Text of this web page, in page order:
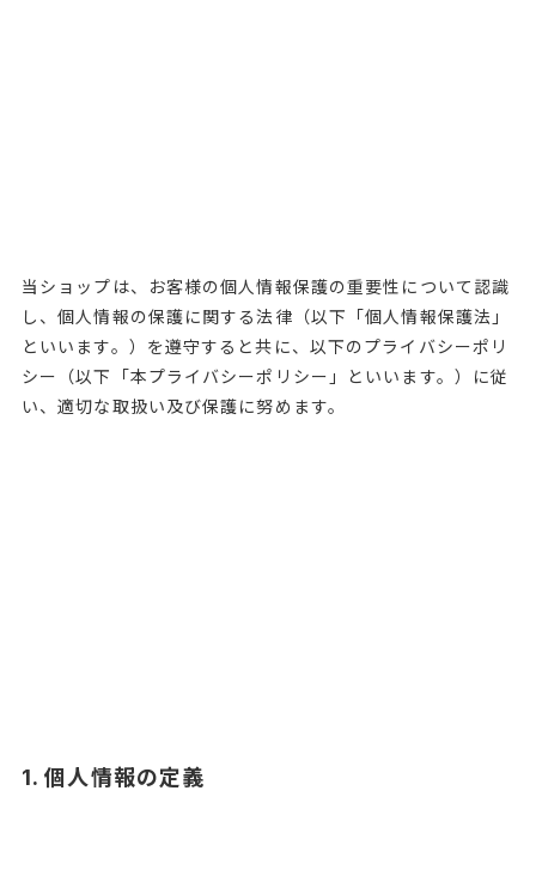
当ショップは、お客様の個人情報保護の重要性について認識
し、個人情報の保護に関する法律（以下「個人情報保護法」
といいます。）を遵守すると共に、以下のプライバシーポリ
シー（以下「本プライバシーポリシー」といいます。）に従
い、適切な取扱い及び保護に努めます。
1. 個人情報の定義